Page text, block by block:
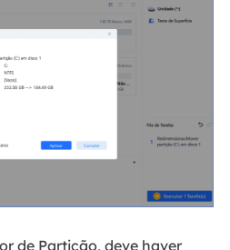
de Partição, deve haver